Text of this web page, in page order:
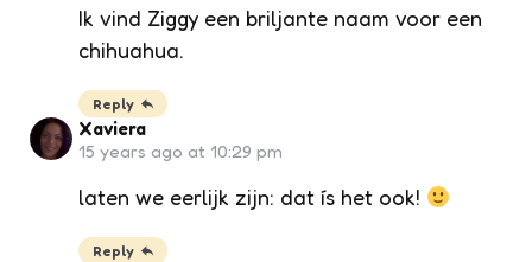
Ik vind Ziggy een briljante naam voor een
chihuahua.
Reply
Xaviera
15 years ago at 10:29 pm
laten we eerlijk zijn: dat ís het ook!
Reply